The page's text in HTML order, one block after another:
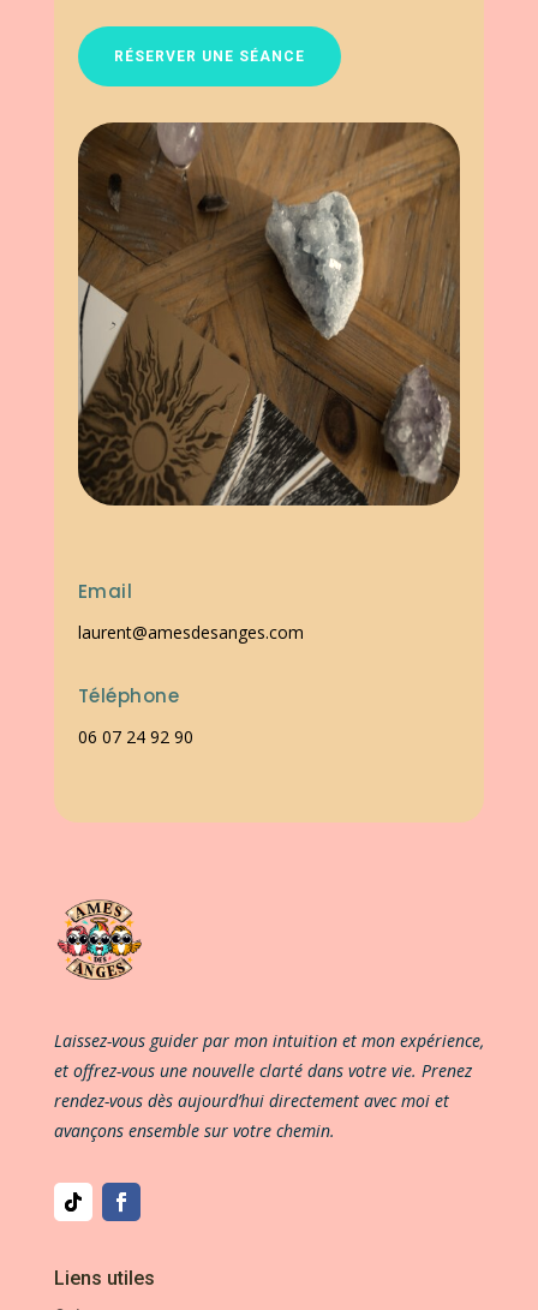
RÉSERVER UNE SÉANCE
Email
laurent@amesdesanges.com
Téléphone
06 07 24 92 90
Laissez-vous guider par mon intuition et mon expérience,
et offrez-vous une nouvelle clarté dans votre vie. Prenez
rendez-vous dès aujourd’hui directement avec moi et
avançons ensemble sur votre chemin.
Liens utiles